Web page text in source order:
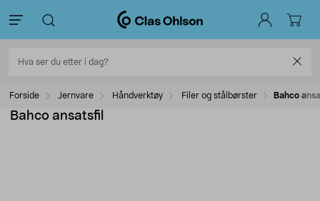
Forside Jernvare Håndverktøy Filer og stålbørster Bahco
Bahco ansatsfil